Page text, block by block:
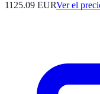
1125.09 EURVer el